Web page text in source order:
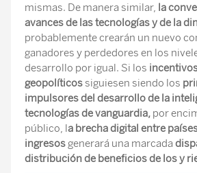
mismas. De manera similar, la
avances de las tecnologías y de la
probablemente crearán un nuevo
ganadores y perdedores en los
desarrollo por igual. Si los
geopolíticos siguiesen siendo los
impulsores del desarrollo de la
tecnologías de vanguardia, por
público, l a brecha digital entre
ingresos generará una marcada
distribución de beneficios de los y